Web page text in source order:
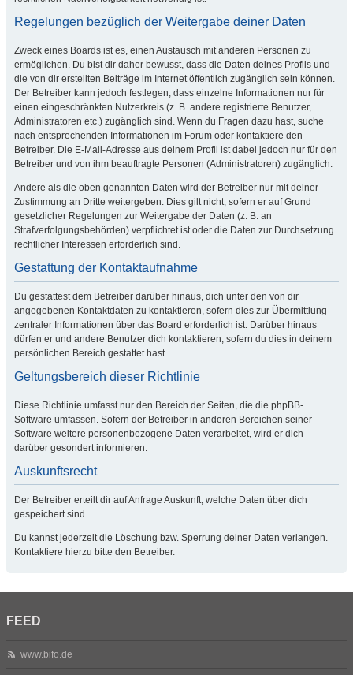
Regelungen bezüglich der Weitergabe deiner Daten
Zweck eines Boards ist es, einen Austausch mit anderen Personen zu
ermöglichen. Du bist dir daher bewusst, dass die Daten deines Profils und
die von dir erstellten Beiträge im Internet öffentlich zugänglich sein können.
Der Betreiber kann jedoch festlegen, dass einzelne Informationen nur für
einen eingeschränkten Nutzerkreis (z. B. andere registrierte Benutzer,
Administratoren etc.) zugänglich sind. Wenn du Fragen dazu hast, suche
nach entsprechenden Informationen im Forum oder kontaktiere den
Betreiber. Die E-Mail-Adresse aus deinem Profil ist dabei jedoch nur für den
Betreiber und von ihm beauftragte Personen (Administratoren) zugänglich.
Andere als die oben genannten Daten wird der Betreiber nur mit deiner
Zustimmung an Dritte weitergeben. Dies gilt nicht, sofern er auf Grund
gesetzlicher Regelungen zur Weitergabe der Daten (z. B. an
Strafverfolgungsbehörden) verpflichtet ist oder die Daten zur Durchsetzung
rechtlicher Interessen erforderlich sind.
Gestattung der Kontaktaufnahme
Du gestattest dem Betreiber darüber hinaus, dich unter den von dir
angegebenen Kontaktdaten zu kontaktieren, sofern dies zur Übermittlung
zentraler Informationen über das Board erforderlich ist. Darüber hinaus
dürfen er und andere Benutzer dich kontaktieren, sofern du dies in deinem
persönlichen Bereich gestattet hast.
Geltungsbereich dieser Richtlinie
Diese Richtlinie umfasst nur den Bereich der Seiten, die die phpBB-
Software umfassen. Sofern der Betreiber in anderen Bereichen seiner
Software weitere personenbezogene Daten verarbeitet, wird er dich
darüber gesondert informieren.
Auskunftsrecht
Der Betreiber erteilt dir auf Anfrage Auskunft, welche Daten über dich
gespeichert sind.
Du kannst jederzeit die Löschung bzw. Sperrung deiner Daten verlangen.
Kontaktiere hierzu bitte den Betreiber.
FEED
www.bifo.de